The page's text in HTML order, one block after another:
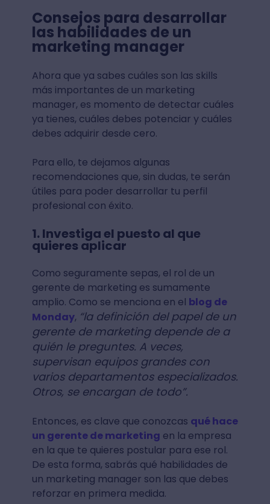
Consejos para desarrollar
las habilidades de un
marketing manager
Ahora que ya sabes cuáles son las skills
más importantes de un marketing
manager, es momento de detectar cuáles
ya tienes, cuáles debes potenciar y cuáles
debes adquirir desde cero.
Para ello, te dejamos algunas
recomendaciones que, sin dudas, te serán
útiles para poder desarrollar tu perfil
profesional con éxito.
1. Investiga el puesto al que
quieres aplicar
Como seguramente sepas, el rol de un
gerente de marketing es sumamente
amplio. Como se menciona en el blog de
Monday, “la definición del papel de un
gerente de marketing depende de a
quién le preguntes. A veces,
supervisan equipos grandes con
varios departamentos especializados.
Otros, se encargan de todo”.
Entonces, es clave que conozcas qué hace
un gerente de marketing en la empresa
en la que te quieres postular para ese rol.
De esta forma, sabrás qué habilidades de
un marketing manager son las que debes
reforzar en primera medida.